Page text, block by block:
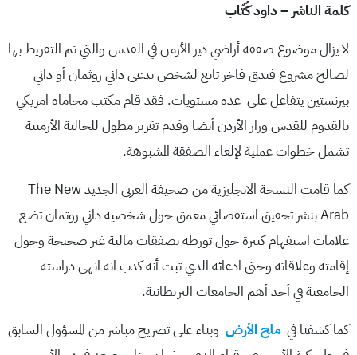
كلمة الناشر – داود كُتّاب
لا يزال موضوع صفقة أراضي دير الأرمن في القدس والتي تم التفريط بها
لصالح مشروع فندق فاخر تابع لشخص يدعى داني روثمان أو داني
بيرنستين يتفاعل على عدة مستويات. فقد قام مكتب محاماة امريكي
بالقدوم للقدس وزار الأردن أيضا وقدم تقرير مطول للجالية الأرمنية
تشمل خطوات عملية لإلغاء الصفقة المشبوهة.
كما قامت النسخة الانجليزية من صحيفة العربي الجديد The New
Arab بنشر تحقيق استقصائي معمق حول شخصية داني روثمان تضع
علامات استفهام كبيرة حول تورطه بصفقات مالية غير صحيحة وحول
إقامته وعلاقاته وحتى ادعائه الذي ثبت أنه كذب انه انهى دراسته
الجامعية في أحد أهم الجامعات البريطانية.
كما كشفنا في ملح الأرض وبناء على تصريح مباشر من المسؤول السابق